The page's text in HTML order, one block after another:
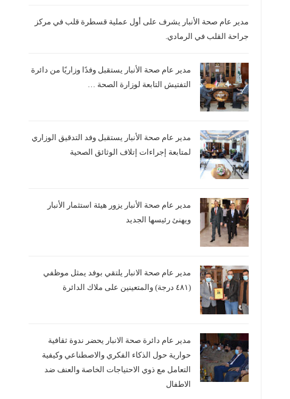
مدير عام صحة الأنبار يشرف على أول عملية قسطرة قلب في مركز
جراحة القلب في الرمادي.
مدير عام صحة الأنبار يستقبل وفدًا وزاريًا من دائرة
التفتيش التابعة لوزارة الصحة …
مدير عام صحة الأنبار يستقبل وفد التدقيق الوزاري
لمتابعة إجراءات إتلاف الوثائق الصحية
مدير عام صحة الأنبار يزور هيئة استثمار الأنبار
ويهنئ رئيسها الجديد
مدير عام صحة الانبار يلتقي بوفد يمثل موظفي
(٤٨١ درجة) والمتعينين على ملاك الدائرة
مدير عام دائرة صحة الانبار يحضر ندوة ثقافية
حوارية حول الذكاء الفكري والاصطناعي وكيفية
التعامل مع ذوي الاحتياجات الخاصة والعنف ضد
الاطفال